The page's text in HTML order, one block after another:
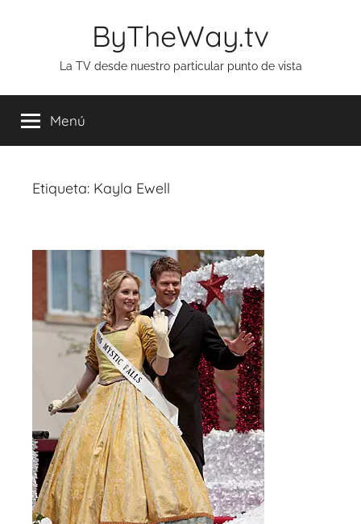
ByTheWay.tv
La TV desde nuestro particular punto de vista
Menú
Etiqueta: Kayla Ewell